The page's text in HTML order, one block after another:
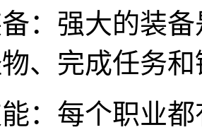
：强大的装
、完成任务
：每个职业